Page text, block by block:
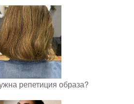
репетиция образа?